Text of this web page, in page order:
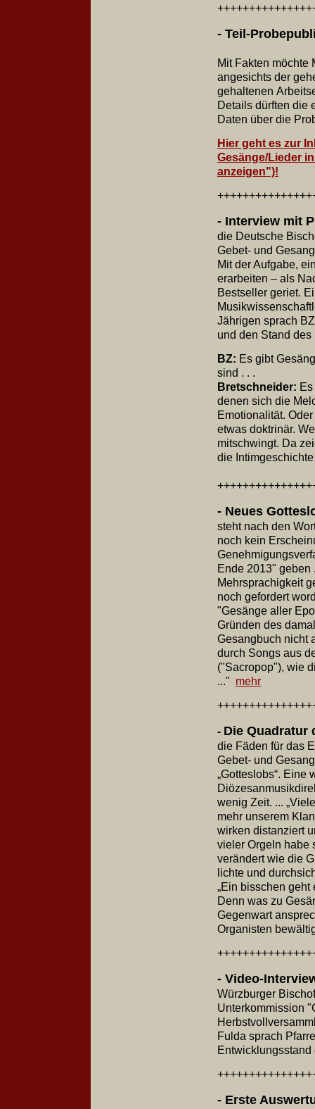
- Teil-
Mit Fakten möchte
angesichts der
gehaltenen
Details dürften die
Daten über die
Hier geht es zur
Gesänge/Lieder
anzeigen")!
- Interview mit
die Deutsche
Gebet- und
Mit der Aufgabe,
erarbeiten – als
Bestseller geriet.
Jährigen sprach
und den Stand des
BZ: Es gibt
sind . . .
Bretschneider:
denen sich die
Emotionalität.
etwas doktrinär.
mitschwingt. Da
die
- Neues
steht nach den
noch kein
Ende 2013" geben
Mehrsprachigkeit
noch gefordert
"Gesänge aller
Gründen des
Gesangbuch nicht
durch Songs aus
("Sacropop"), wie
..." mehr
- Die Quadratur
die Fäden für das
Gebet- und
„Gotteslobs“. Eine
wenig Zeit. ...
mehr unserem
wirken distanziert
vieler Orgeln habe
verändert wie die
lichte und
„Ein bisschen geht
Denn was zu
Gegenwart
Organisten
- Video-
Würzburger
Unterkommission
Fulda sprach
- Erste